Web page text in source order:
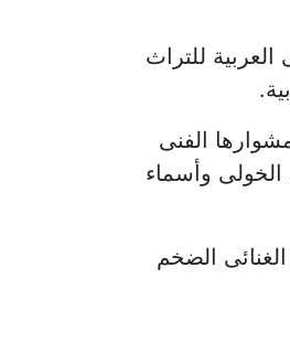
للتراث
.
الفنى
وأسماء
الضخم